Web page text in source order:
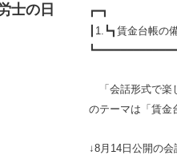
┏━┓
1. ┗┓ 賃金台帳の
「会話形式で楽
のテーマは「賃金
↓8 月 14日公開の
士の日